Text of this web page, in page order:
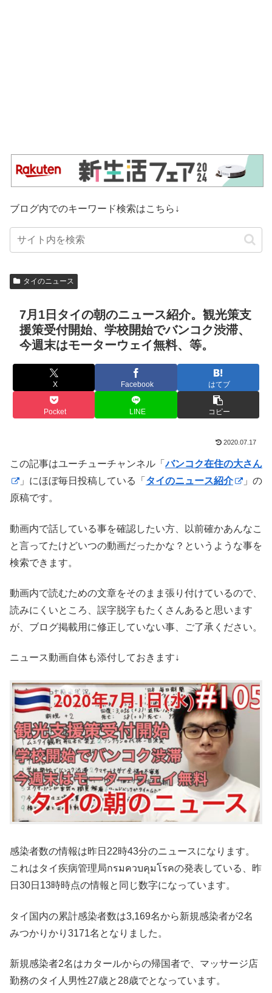
ブログ内でのキーワード検索はこちら↓
タイのニュース
7月1日タイの朝のニュース紹介。観光策支
援策受付開始、学校開始でバンコク渋滞、
今週末はモーターウェイ無料、等。
X Facebook はてブ
Pocket LINE コピー
2020.07.17
この記事はユーチューチャンネル「バンコク在住の大さん
」にほぼ毎日投稿している「 タイのニュース紹介
」の
原稿です。
動画内で話している事を確認したい方、以前確かあんなこ
と言ってたけどいつの動画だったかな？というような事を
検索できます。
動画内で読むための文章をそのまま張り付けているので、
読みにくいところ、誤字脱字もたくさんあると思います
が、ブログ掲載用に修正していない事、ご了承ください。
ニュース動画自体も添付しておきます↓
感染者数の情報は昨日22時43分のニュースになります。
これはタイ疾病管理局กรมควบคุมโรคの発表している、昨
日30日13時時点の情報と同じ数字になっています。
タイ国内の累計感染者数は3,169名から新規感染者が2名
みつかりかり3171名となりました。
新規感染者2名はカタールからの帰国者で、マッサージ店
勤務のタイ人男性27歳と28歳でとなっています。